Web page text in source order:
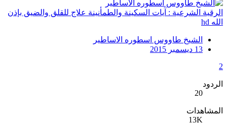
الرقية الشرعية : آيات السكينة والطمأنينة علاج للقلق والضيق بإذن
الله hd
الشيخ طاووس اسطوره الاساطير
13 ديسمبر 2015
2
الردود
20
المشاهدات
13K